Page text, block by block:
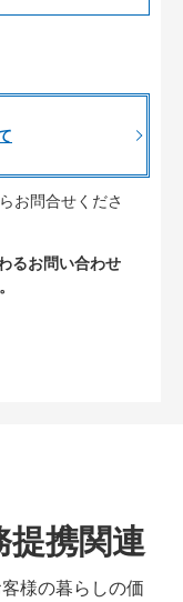
お問合せくださ
るお問い合わせ
提携関連
様の暮らしの価